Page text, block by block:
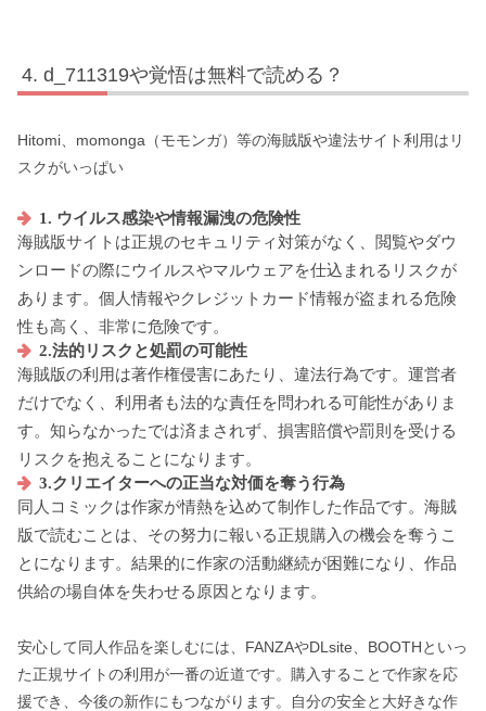
d_711319や覚悟は無料で読める？
Hitomi、momonga（モモンガ）等の海賊版や違法サイト利用はリ
スクがいっぱい
1. ウイルス感染や情報漏洩の危険性
海賊版サイトは正規のセキュリティ対策がなく、閲覧やダウ
ンロードの際にウイルスやマルウェアを仕込まれるリスクが
あります。個人情報やクレジットカード情報が盗まれる危険
性も高く、非常に危険です。
2.法的リスクと処罰の可能性
海賊版の利用は著作権侵害にあたり、違法行為です。運営者
だけでなく、利用者も法的な責任を問われる可能性がありま
す。知らなかったでは済まされず、損害賠償や罰則を受ける
リスクを抱えることになります。
3.クリエイターへの正当な対価を奪う行為
同人コミックは作家が情熱を込めて制作した作品です。海賊
版で読むことは、その努力に報いる正規購入の機会を奪うこ
とになります。結果的に作家の活動継続が困難になり、作品
供給の場自体を失わせる原因となります。
安心して同人作品を楽しむには、FANZAやDLsite、BOOTHといっ
た正規サイトの利用が一番の近道です。購入することで作家を応
援でき、今後の新作にもつながります。自分の安全と大好きな作